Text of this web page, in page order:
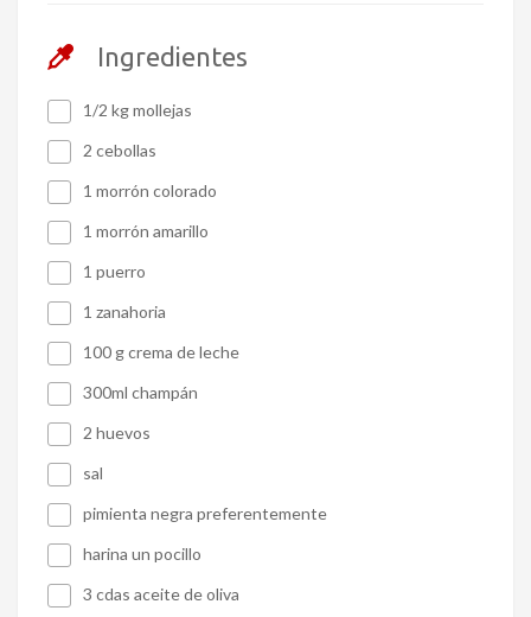
Ingredientes
1/2 kg mollejas
2 cebollas
1 morrón colorado
1 morrón amarillo
1 puerro
1 zanahoria
100 g crema de leche
300ml champán
2 huevos
sal
pimienta negra preferentemente
harina un pocillo
3 cdas aceite de oliva